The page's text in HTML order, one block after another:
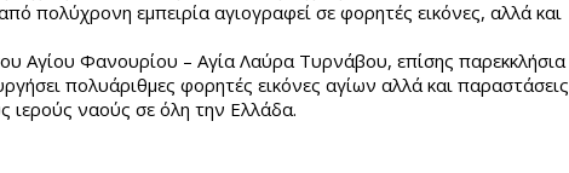
πολύχρονη εμπειρία αγιογραφεί σε φορητές εικόνες, αλλά και
Αγίου Φανουρίου – Αγία Λαύρα Τυρνάβου, επίσης παρεκκλήσια
πολυάριθμες φορητές εικόνες αγίων αλλά και παραστάσεις
ιερούς ναούς σε όλη την Ελλάδα.